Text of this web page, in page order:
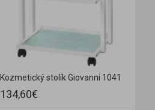
Kozmetický stolík Giovanni 1041
134,60€